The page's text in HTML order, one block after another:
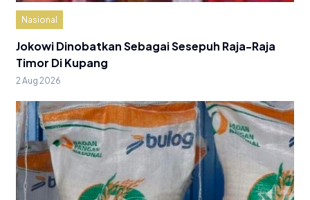
Nasional
Jokowi Dinobatkan Sebagai Sesepuh Raja-Raja
Timor Di Kupang
2 Aug 2026